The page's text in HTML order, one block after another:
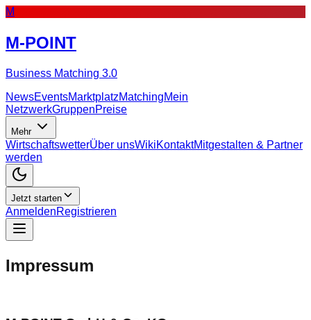
M
M-POINT
Business Matching 3.0
NewsEventsMarktplatzMatchingMein
NetzwerkGruppenPreise
Mehr
WirtschaftswetterÜber unsWikiKontaktMitgestalten & Partner
werden
Jetzt starten
AnmeldenRegistrieren
Impressum